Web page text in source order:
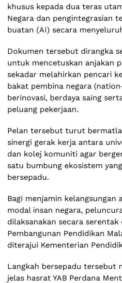
khusus kepada dua teras
Negara dan pengintegrasian
buatan (AI) secara
Dokumen tersebut dirangka
untuk mencetuskan anjakan
sekadar melahirkan pencari
bakat pembina negara
berinovasi, berdaya saing
peluang pekerjaan.
Pelan tersebut turut
sinergi gerak kerja antara
dan kolej komuniti agar
satu bumbung ekosistem
bersepadu.
Bagi menjamin kelangsungan
modal insan negara,
dilaksanakan secara serentak
Pembangunan Pendidikan
diterajui Kementerian
Langkah bersepadu tersebut
jelas hasrat YAB Perdana